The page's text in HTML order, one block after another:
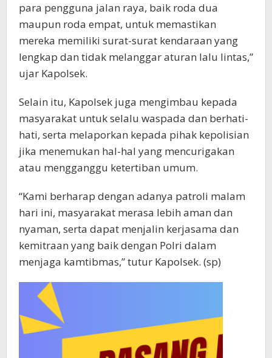
para pengguna jalan raya, baik roda dua
maupun roda empat, untuk memastikan
mereka memiliki surat-surat kendaraan yang
lengkap dan tidak melanggar aturan lalu lintas,”
ujar Kapolsek.
Selain itu, Kapolsek juga mengimbau kepada
masyarakat untuk selalu waspada dan berhati-
hati, serta melaporkan kepada pihak kepolisian
jika menemukan hal-hal yang mencurigakan
atau mengganggu ketertiban umum.
“Kami berharap dengan adanya patroli malam
hari ini, masyarakat merasa lebih aman dan
nyaman, serta dapat menjalin kerjasama dan
kemitraan yang baik dengan Polri dalam
menjaga kamtibmas,” tutur Kapolsek. (sp)